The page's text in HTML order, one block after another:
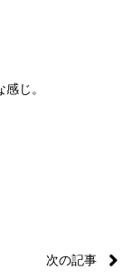
じ。
次の記事